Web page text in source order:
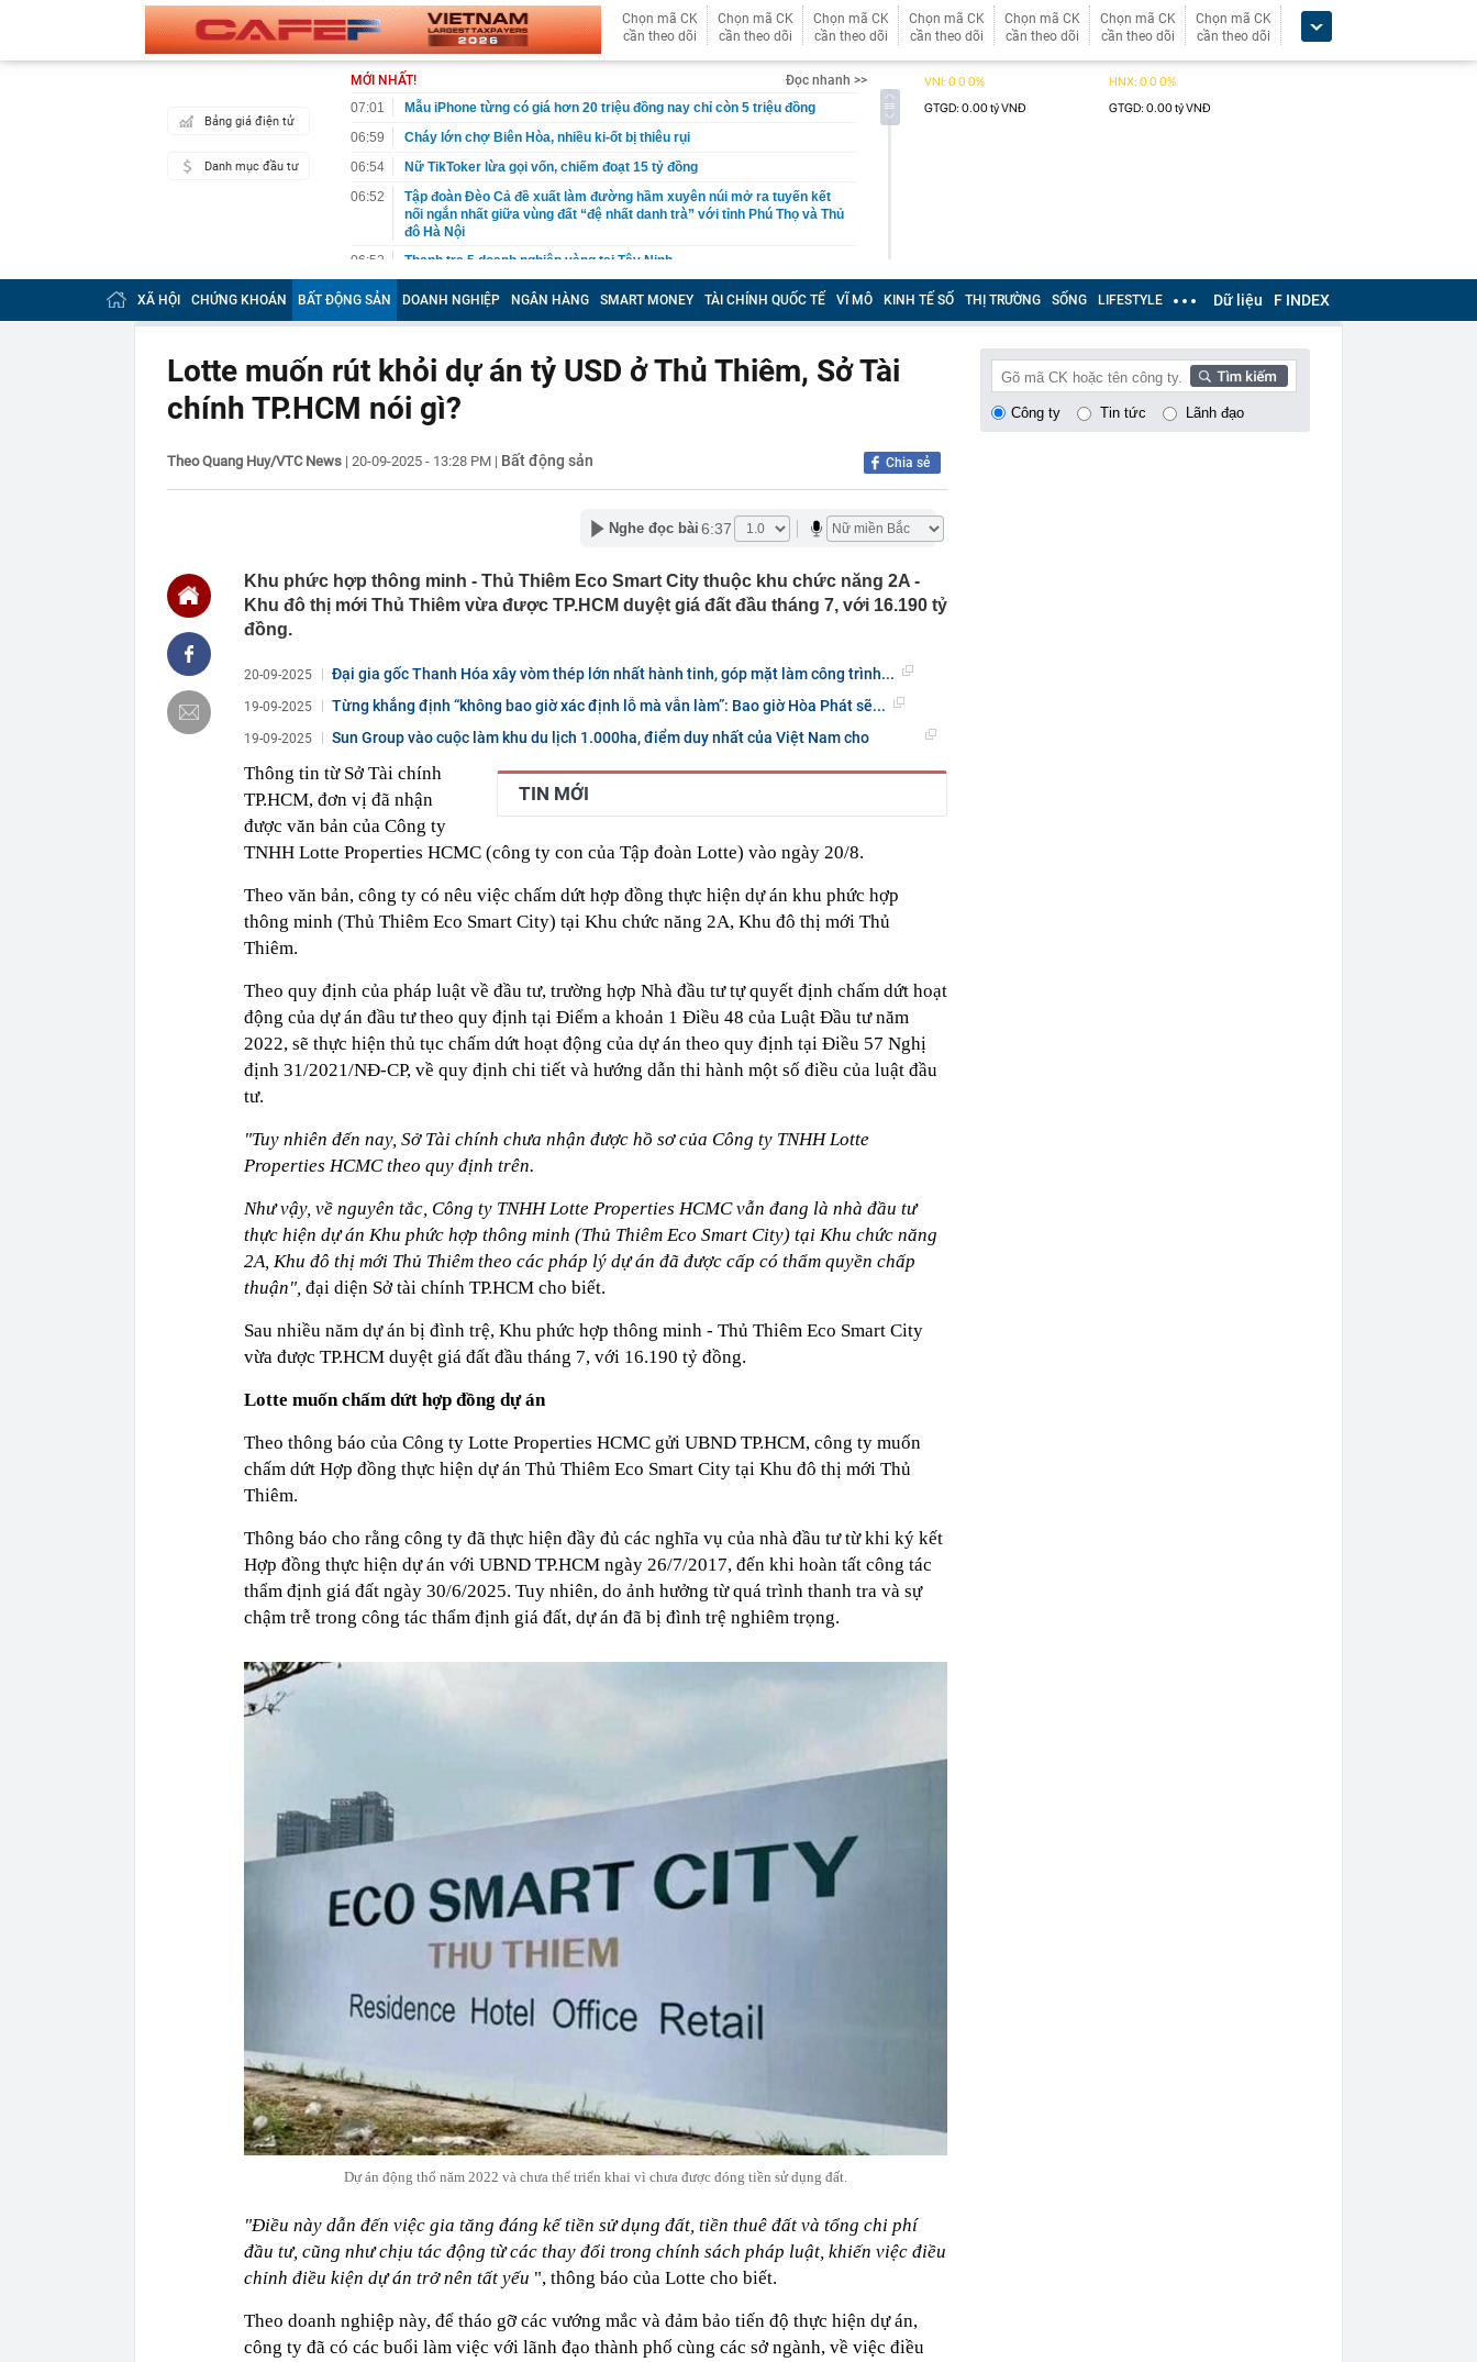
Chọn mã CK
cần theo dõi
Chọn mã CK
cần theo dõi
Chọn mã CK
cần theo dõi
Chọn mã CK
cần theo dõi
Chọn mã CK
cần theo dõi
Chọn mã CK
cần theo dõi
Chọn mã CK
cần theo dõi
Bảng giá điện tử
Danh mục đầu tư
MỚI NHẤT!
Đọc nhanh >>
07:01
Mẫu iPhone từng có giá hơn 20 triệu đồng nay chỉ còn 5 triệu đồng
06:59
Cháy lớn chợ Biên Hòa, nhiều ki-ốt bị thiêu rụi
06:54
Nữ TikToker lừa gọi vốn, chiếm đoạt 15 tỷ đồng
06:52
Tập đoàn Đèo Cả đề xuất làm đường hầm xuyên núi mở ra tuyến kết
nối ngắn nhất giữa vùng đất “đệ nhất danh trà” với tỉnh Phú Thọ và Thủ
đô Hà Nội
06:52
Thanh tra 5 doanh nghiệp vàng tại Tây Ninh
06:50
Nhà có 3 điều này chứng minh phong thủy rất tốt
06:46
Cháy lớn ở chợ Biên Hoà, cột khói đen bốc cao hàng chục mét
06:36
Khởi tố 7 cán bộ trạm y tế ở Đắk Lắk
06:26
Quá nhanh: 10 tháng làm xong hơn 60% siêu sân vận động lớn thứ hai
Việt Nam, khán đài 60.000 chỗ dần thành hình, chuẩn bị lắp mái vòm
Tập đoàn FLC công bố danh sách 13 hồ sơ đủ điều kiện mua nhà ở xã
hội có giá từ 19 triệu đồng/m²
Việt Nam có khu rừng thuộc dạng hiếm bậc nhất thế giới, chia đôi bởi 1
dòng sông, 3 tổ chức cùng vinh danh
06:01
Trồng thử loại ‘siêu trái cây' ở Việt Nam, người dân tại Kenya bất ngờ
đổi đời: Hơn 3 năm được thu hoạch, sản lượng không đủ để bán
00:40
Việt Nam có 1 bệnh viện đạt doanh thu gần 1.000 tỷ đồng chỉ trong nửa
nước, được tạp chí Mỹ vinh danh
00:37
Việt Nam có đỉnh núi ít người biết cao hơn 3.000 m: Sở hữu rừng đỗ
00:26
Chữ ký của nữ Chủ tịch xinh đẹp sinh năm 1999 ra sao?
00:07
Honda lỗ 10 tỷ USD từ xe điện năm 2025-2026, ước tính lỗ thêm 3,3 tỷ
USD năm 2026-2027
00:04
Cựu vương ngành thép lỗ lũy kế hơn 3.800 tỷ, khoản phải trả nhóm Vin
XÃ HỘI CHỨNG KHOÁN BẤT ĐỘNG SẢN DOANH NGHIỆP NGÂN HÀNG SMART MONEY TÀI CHÍNH QUỐC TẾ VĨ MÔ KINH TẾ SỐ THỊ TRƯỜNG SỐNG LIFESTYLE Dữ liệu F INDEX
Lotte muốn rút khỏi dự án tỷ USD ở Thủ Thiêm, Sở Tài
chính TP.HCM nói gì?
Theo Quang Huy/VTC News | 20-09-2025 - 13:28 PM | Bất động sản Chia sẻ
Nghe đọc bài 6:37
Khu phức hợp thông minh - Thủ Thiêm Eco Smart City thuộc khu chức năng 2A -
Khu đô thị mới Thủ Thiêm vừa được TP.HCM duyệt giá đất đầu tháng 7, với 16.190 tỷ
đồng.
20-09-2025 Đại gia gốc Thanh Hóa xây vòm thép lớn nhất hành tinh, góp mặt làm công trình...
19-09-2025 Từng khẳng định “không bao giờ xác định lỗ mà vẫn làm”: Bao giờ Hòa Phát sẽ...
19-09-2025
Sun Group vào cuộc làm khu du lịch 1.000ha, điểm duy nhất của Việt Nam cho
TIN MỚI
Thông tin từ Sở Tài chính
TP.HCM, đơn vị đã nhận
được văn bản của Công ty
TNHH Lotte Properties HCMC (công ty con của Tập đoàn Lotte) vào ngày 20/8.
Theo văn bản, công ty có nêu việc chấm dứt hợp đồng thực hiện dự án khu phức hợp
thông minh (Thủ Thiêm Eco Smart City) tại Khu chức năng 2A, Khu đô thị mới Thủ
Thiêm.
Theo quy định của pháp luật về đầu tư, trường hợp Nhà đầu tư tự quyết định chấm dứt hoạt
động của dự án đầu tư theo quy định tại Điểm a khoản 1 Điều 48 của Luật Đầu tư năm
2022, sẽ thực hiện thủ tục chấm dứt hoạt động của dự án theo quy định tại Điều 57 Nghị
định 31/2021/NĐ-CP, về quy định chi tiết và hướng dẫn thi hành một số điều của luật đầu
tư.
"Tuy nhiên đến nay, Sở Tài chính chưa nhận được hồ sơ của Công ty TNHH Lotte
Properties HCMC theo quy định trên.
Như vậy, về nguyên tắc, Công ty TNHH Lotte Properties HCMC vẫn đang là nhà đầu tư
thực hiện dự án Khu phức hợp thông minh (Thủ Thiêm Eco Smart City) tại Khu chức năng
2A, Khu đô thị mới Thủ Thiêm theo các pháp lý dự án đã được cấp có thẩm quyền chấp
thuận", đại diện Sở tài chính TP.HCM cho biết.
Sau nhiều năm dự án bị đình trệ, Khu phức hợp thông minh - Thủ Thiêm Eco Smart City
vừa được TP.HCM duyệt giá đất đầu tháng 7, với 16.190 tỷ đồng.
Lotte muốn chấm dứt hợp đồng dự án
Theo thông báo của Công ty Lotte Properties HCMC gửi UBND TP.HCM, công ty muốn
chấm dứt Hợp đồng thực hiện dự án Thủ Thiêm Eco Smart City tại Khu đô thị mới Thủ
Thiêm.
Thông báo cho rằng công ty đã thực hiện đầy đủ các nghĩa vụ của nhà đầu tư từ khi ký kết
Hợp đồng thực hiện dự án với UBND TP.HCM ngày 26/7/2017, đến khi hoàn tất công tác
thẩm định giá đất ngày 30/6/2025. Tuy nhiên, do ảnh hưởng từ quá trình thanh tra và sự
chậm trễ trong công tác thẩm định giá đất, dự án đã bị đình trệ nghiêm trọng.
Dự án động thổ năm 2022 và chưa thể triển khai vì chưa được đóng tiền sử dụng đất.
"Điều này dẫn đến việc gia tăng đáng kể tiền sử dụng đất, tiền thuê đất và tổng chi phí
đầu tư, cũng như chịu tác động từ các thay đổi trong chính sách pháp luật, khiến việc điều
chỉnh điều kiện dự án trở nên tất yếu ", thông báo của Lotte cho biết.
Theo doanh nghiệp này, để tháo gỡ các vướng mắc và đảm bảo tiến độ thực hiện dự án,
công ty đã có các buổi làm việc với lãnh đạo thành phố cùng các sở ngành, về việc điều
Công ty Tin tức Lãnh đạo